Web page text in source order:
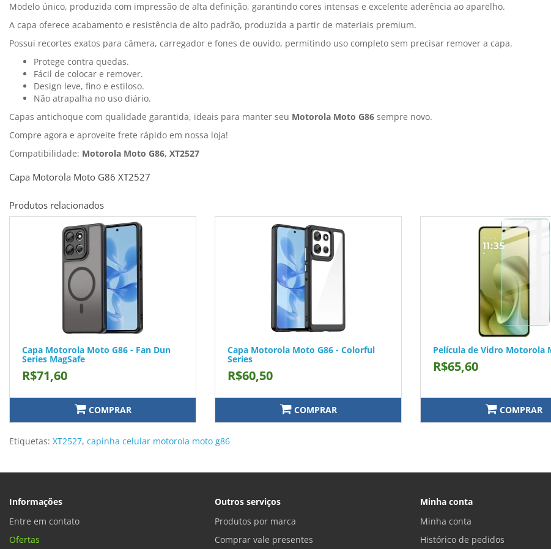
Modelo único, produzida com impressão de alta definição, garantindo cores intensas e excelente aderência ao aparelho.
A capa oferece acabamento e resistência de alto padrão, produzida a partir de materiais premium.
Possui recortes exatos para câmera, carregador e fones de ouvido, permitindo uso completo sem precisar remover a capa.
Protege contra quedas.
Fácil de colocar e remover.
Design leve, fino e estiloso.
Não atrapalha no uso diário.
Capas antichoque com qualidade garantida, ideais para manter seu Motorola Moto G86 sempre novo.
Compre agora e aproveite frete rápido em nossa loja!
Compatibilidade: Motorola Moto G86, XT2527
Capa Motorola Moto G86 XT2527
Produtos relacionados
Capa Motorola Moto G86 - Fan Dun
Series MagSafe
R$71,60
COMPRAR
Capa Motorola Moto G86 - Colorful
Series
R$60,50
COMPRAR
Película de Vidro Motorola
R$65,60
COMPRAR
Etiquetas: XT2527, capinha celular motorola moto g86
Informações
Entre em contato
Ofertas
Outros serviços
Produtos por marca
Comprar vale presentes
Minha conta
Minha conta
Histórico de pedidos